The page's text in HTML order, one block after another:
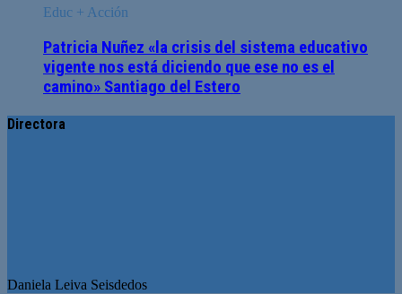
Educ + Acción
Patricia Nuñez «la crisis del sistema educativo
vigente nos está diciendo que ese no es el
camino» Santiago del Estero
Directora
Daniela Leiva Seisdedos